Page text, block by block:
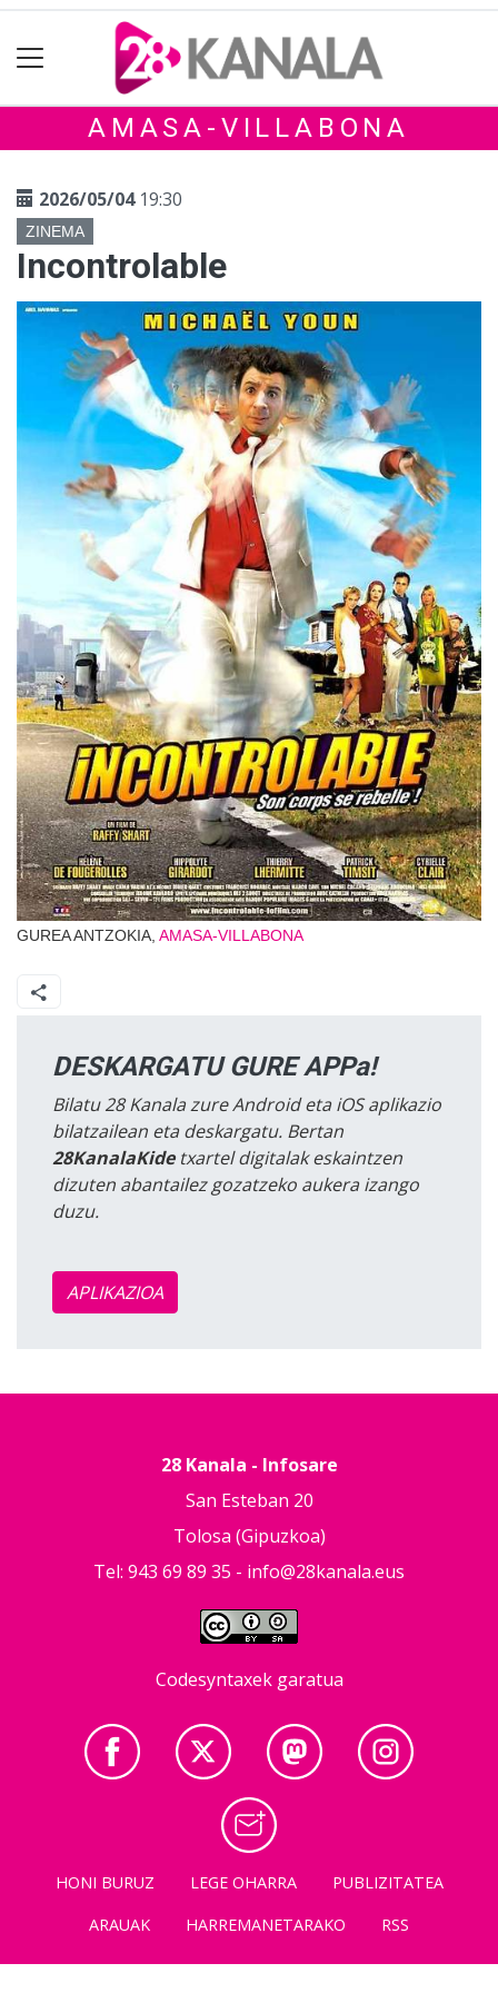
AMASA-VILLABONA
2026/05/0419:30
ZINEMA
Incontrolable
GUREA ANTZOKIA, AMASA-VILLABONA
DESKARGATU GURE APPa!
Bilatu 28 Kanala zure Android eta iOS aplikazio
bilatzailean eta deskargatu. Bertan
28KanalaKidetxartel digitalak eskaintzen
dizuten abantailez gozatzeko aukera izango
duzu.
APLIKAZIOA
28 Kanala - Infosare
San Esteban 20
Tolosa (Gipuzkoa)
Tel: 943 69 89 35 - info@28kanala.eus
Codesyntaxek garatua
HONI BURUZ LEGE OHARRA
PUBLIZITATEA
ARAUAK
HARREMANETARAKO RSS